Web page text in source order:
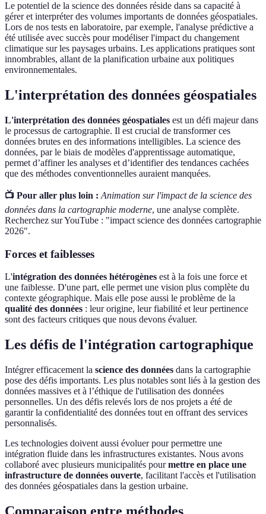
Le potentiel de la science des données réside dans sa capacité à
gérer et interpréter des volumes importants de données géospatiales.
Lors de nos tests en laboratoire, par exemple, l'analyse prédictive a
été utilisée avec succès pour modéliser l'impact du changement
climatique sur les paysages urbains. Les applications pratiques sont
innombrables, allant de la planification urbaine aux politiques
environnementales.
L'interprétation des données géospatiales
L'interprétation des données géospatiales est un défi majeur dans
le processus de cartographie. Il est crucial de transformer ces
données brutes en des informations intelligibles. La science des
données, par le biais de modèles d'apprentissage automatique,
permet d’affiner les analyses et d’identifier des tendances cachées
que des méthodes conventionnelles auraient manquées.
📺 Pour aller plus loin : Animation sur l'impact de la science des
données dans la cartographie moderne, une analyse complète.
Recherchez sur YouTube : "impact science des données cartographie
2026".
Forces et faiblesses
L'intégration des données hétérogènes est à la fois une force et
une faiblesse. D'une part, elle permet une vision plus complète du
contexte géographique. Mais elle pose aussi le problème de la
qualité des données : leur origine, leur fiabilité et leur pertinence
sont des facteurs critiques que nous devons évaluer.
Les défis de l'intégration cartographique
Intégrer efficacement la science des données dans la cartographie
pose des défis importants. Les plus notables sont liés à la gestion des
données massives et à l’éthique de l'utilisation des données
personnelles. Un des défis relevés lors de nos projets a été de
garantir la confidentialité des données tout en offrant des services
personnalisés.
Les technologies doivent aussi évoluer pour permettre une
intégration fluide dans les infrastructures existantes. Nous avons
collaboré avec plusieurs municipalités pourmettre en place une
infrastructure de données ouverte, facilitant l'accès et l'utilisation
des données géospatiales dans la gestion urbaine.